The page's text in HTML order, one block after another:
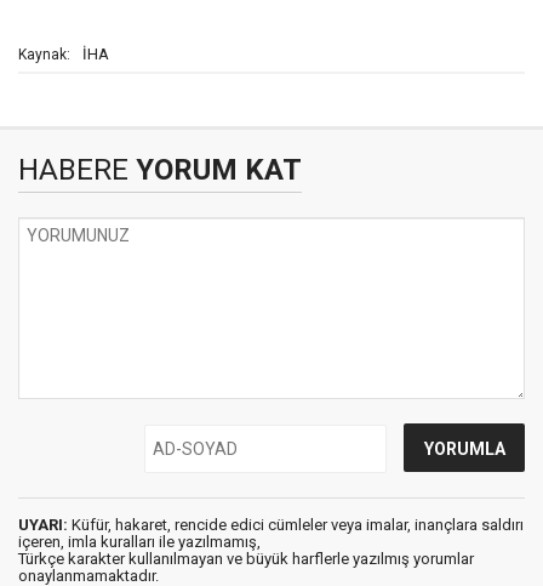
Kaynak: İHA
HABERE YORUM KAT
UYARI: Küfür, hakaret, rencide edici cümleler veya imalar, inançlara saldırı
içeren, imla kuralları ile yazılmamış,
Türkçe karakter kullanılmayan ve büyük harflerle yazılmış yorumlar
onaylanmamaktadır.